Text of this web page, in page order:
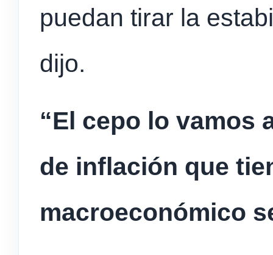
puedan tirar la
dijo.
“El cepo lo vamos
de inflación que
macroeconómico